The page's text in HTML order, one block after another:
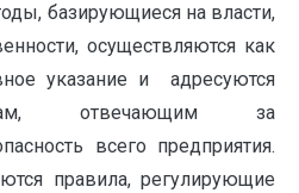
базирующиеся на власти,
осуществляются как
указание и адресуются
отвечающим за
всего предприятия.
правила, регулирующие